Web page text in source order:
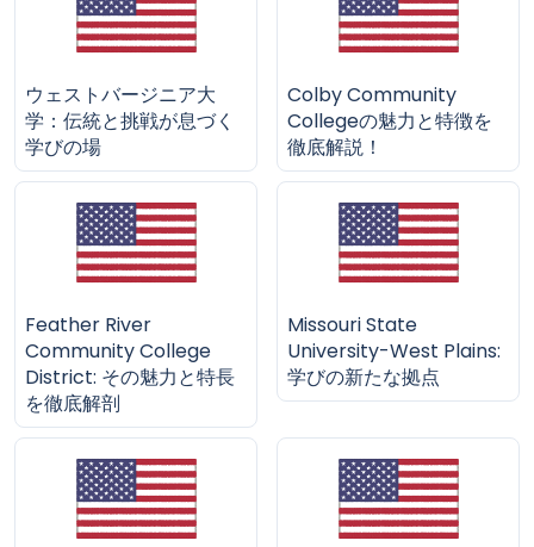
ウェストバージニア大
学：伝統と挑戦が息づく
学びの場
Colby Community
Collegeの魅力と特徴を
徹底解説！
Feather River
Community College
District: その魅力と特長
を徹底解剖
Missouri State
University-West Plains:
学びの新たな拠点